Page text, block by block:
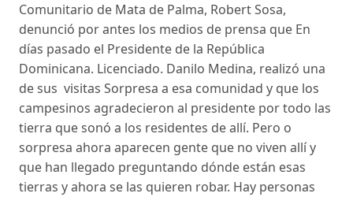
Comunitario de Mata de Palma, Robert Sosa,
denunció por antes los medios de prensa que En
días pasado el Presidente de la República
Dominicana. Licenciado. Danilo Medina, realizó una
de sus visitas Sorpresa a esa comunidad y que los
campesinos agradecieron al presidente por todo las
tierra que sonó a los residentes de allí. Pero o
sorpresa ahora aparecen gente que no viven allí y
que han llegado preguntando dónde están esas
tierras y ahora se las quieren robar. Hay personas